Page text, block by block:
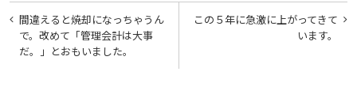
投
稿
ナ
この５年に急激に上がってきて
います。
間違えると焼却になっちゃうん
で。改めて「管理会計は大事
だ。」とおもいました。